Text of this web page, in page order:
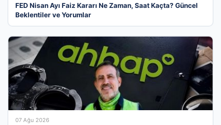
FED Nisan Ayı Faiz Kararı Ne Zaman, Saat Kaçta? Güncel
Beklentiler ve Yorumlar
07 Ağu 2026